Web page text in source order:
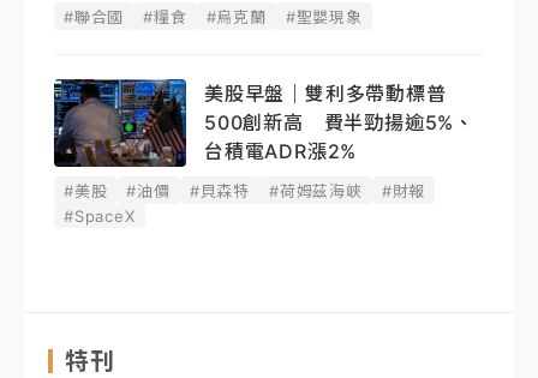
#聯合國 #糧食 #烏克蘭 #聖嬰現象
美股早盤｜雙利多帶動標普
500創新高 費半勁揚逾5%、
台積電ADR漲2%
#美股 #油價 #貝森特 #荷姆茲海峽
#財報
#SpaceX
特刊